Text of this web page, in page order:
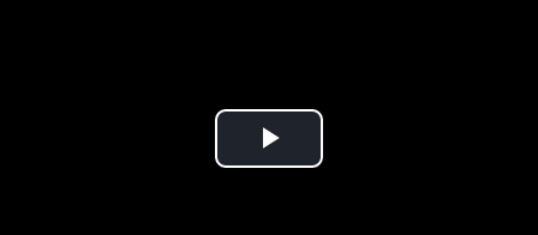
Play Video